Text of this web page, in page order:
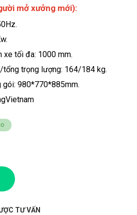
mở xưởng mới):
tối đa: 1000 mm.
trọng lượng: 164/184 kg.
gói: 980*770*885mm.
TƯ VẤN